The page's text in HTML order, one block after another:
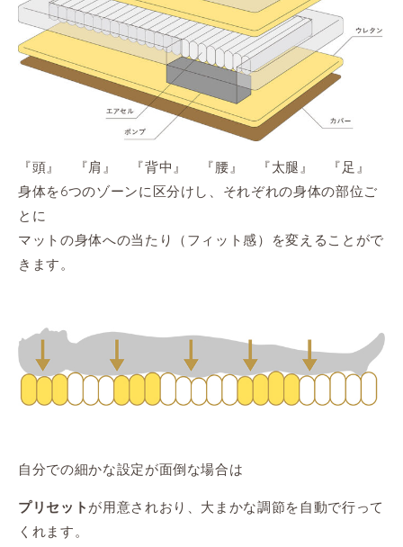
『頭』 『肩』 『背中』 『腰』 『太腿』 『足』
身体を6つのゾーンに区分けし、それぞれの身体の部位ご
とに
マットの身体への当たり（フィット感）を変えることがで
きます。
自分での細かな設定が面倒な場合は
プリセット が用意されおり、大まかな調節を自動で行って
くれます。